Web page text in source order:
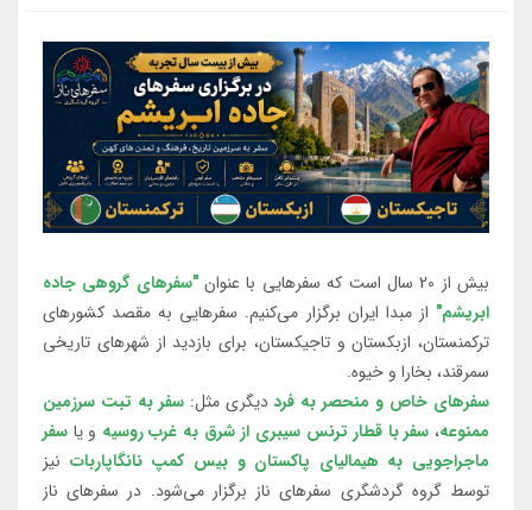
بیش از 20 سال است که سفرهایی با عنوان
"سفرهای گروهی جاده
ابریشم" از مبدا ایران برگزار می‌کنیم. سفرهایی به مقصد کشورهای
ترکمنستان، ازبکستان و تاجیکستان، برای بازدید از شهرهای تاریخی
سمرقند، بخارا و خیوه.
سفرهای خاص و منحصر به فرددیگری مثل:سفر به تبت سرزمین
ممنوعه، سفر با قطار ترنس سیبری از شرق به غرب روسیه و یا سفر
ماجراجویی به هیمالیای پاکستان و بیس کمپ نانگاپاربات نیز
توسط گروه گردشگری سفرهای ناز برگزار می‌شود. در سفرهای ناز